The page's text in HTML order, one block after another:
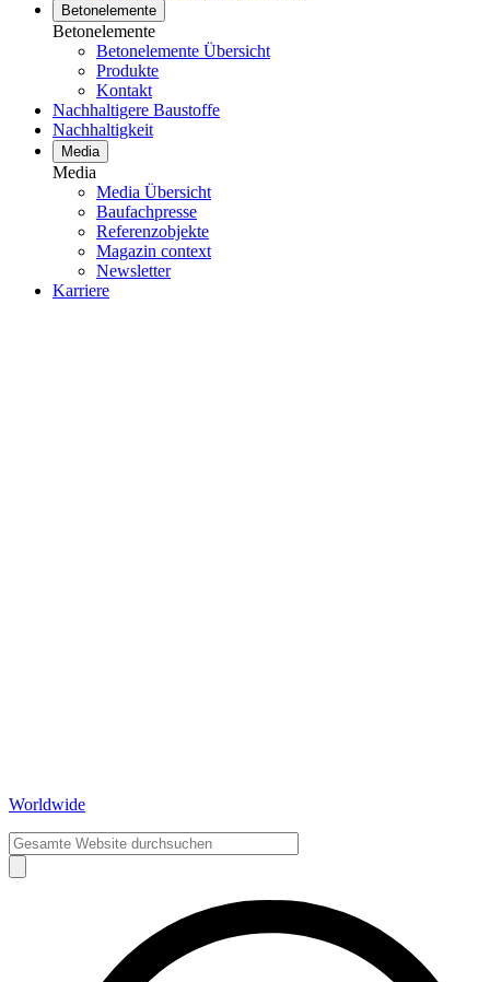
Betonelemente
Betonelemente
Betonelemente Übersicht
Produkte
Kontakt
Nachhaltigere Baustoffe
Nachhaltigkeit
Media
Media
Media Übersicht
Baufachpresse
Referenzobjekte
Magazin context
Newsletter
Karriere
Worldwide